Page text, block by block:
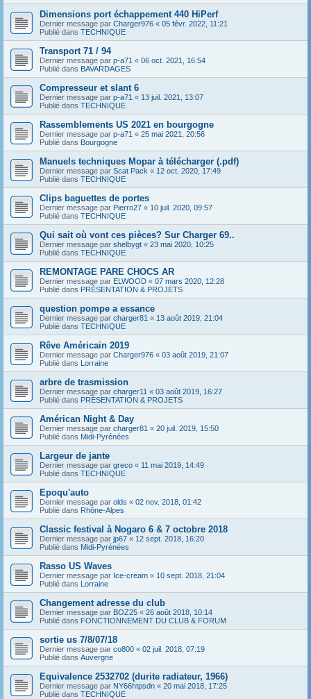
Dimensions port échappement 440 HiPerf
Dernier message par Charger976 « 05 févr. 2022, 11:21
Publié dans TECHNIQUE
Transport 71 / 94
Dernier message par p-a71 « 06 oct. 2021, 16:54
Publié dans BAVARDAGES
Compresseur et slant 6
Dernier message par p-a71 « 13 juil. 2021, 13:07
Publié dans TECHNIQUE
Rassemblements US 2021 en bourgogne
Dernier message par p-a71 « 25 mai 2021, 20:56
Publié dans Bourgogne
Manuels techniques Mopar à télécharger (.pdf)
Dernier message par Scat Pack « 12 oct. 2020, 17:49
Publié dans TECHNIQUE
Clips baguettes de portes
Dernier message par Pierro27 « 10 juil. 2020, 09:57
Publié dans TECHNIQUE
Qui sait où vont ces pièces? Sur Charger 69..
Dernier message par shelbygt « 23 mai 2020, 10:25
Publié dans TECHNIQUE
REMONTAGE PARE CHOCS AR
Dernier message par ELWOOD « 07 mars 2020, 12:28
Publié dans PRÉSENTATION & PROJETS
question pompe a essance
Dernier message par charger81 « 13 août 2019, 21:04
Publié dans TECHNIQUE
Rêve Américain 2019
Dernier message par Charger976 « 03 août 2019, 21:07
Publié dans Lorraine
arbre de trasmission
Dernier message par charger11 « 03 août 2019, 16:27
Publié dans PRÉSENTATION & PROJETS
Américan Night & Day
Dernier message par charger81 « 20 juil. 2019, 15:50
Publié dans Midi-Pyrénées
Largeur de jante
Dernier message par greco « 11 mai 2019, 14:49
Publié dans TECHNIQUE
Epoqu'auto
Dernier message par olds « 02 nov. 2018, 01:42
Publié dans Rhône-Alpes
Classic festival à Nogaro 6 & 7 octobre 2018
Dernier message par jp67 « 12 sept. 2018, 16:20
Publié dans Midi-Pyrénées
Rasso US Waves
Dernier message par Ice-cream « 10 sept. 2018, 21:04
Publié dans Lorraine
Changement adresse du club
Dernier message par BOZ25 « 26 août 2018, 10:14
Publié dans FONCTIONNEMENT DU CLUB & FORUM
sortie us 7/8/07/18
Dernier message par co800 « 02 juil. 2018, 07:19
Publié dans Auvergne
Equivalence 2532702 (durite radiateur, 1966)
Dernier message par NY66htpsdn « 20 mai 2018, 17:25
Publié dans TECHNIQUE